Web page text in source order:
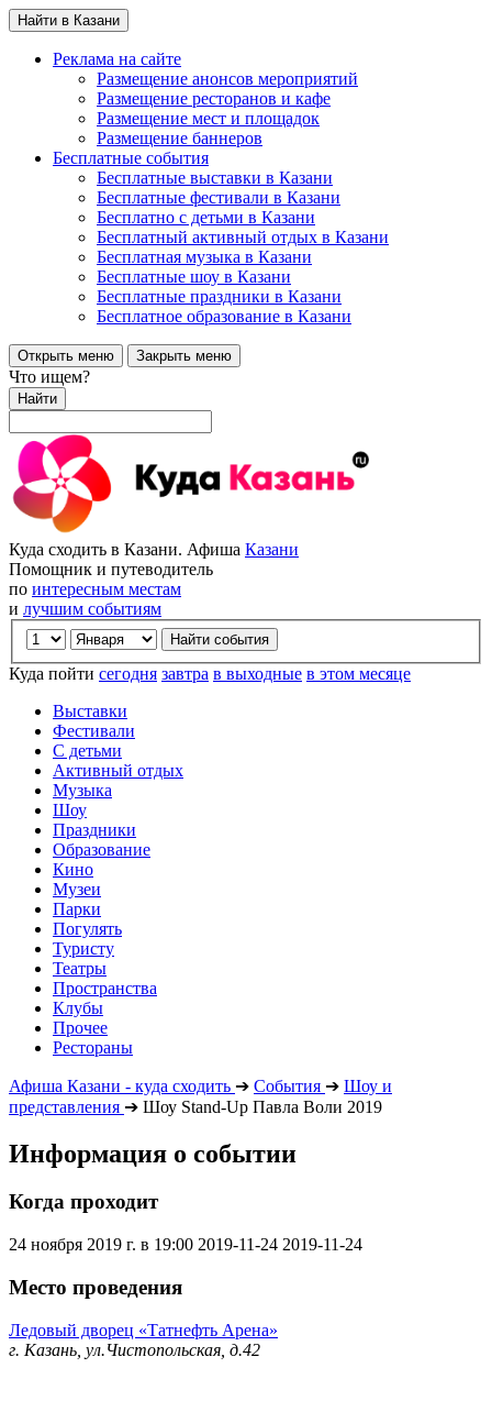
Найти в Казани
Реклама на сайте
Размещение анонсов мероприятий
Размещение ресторанов и кафе
Размещение мест и площадок
Размещение баннеров
Бесплатные события
Бесплатные выставки в Казани
Бесплатные фестивали в Казани
Бесплатно с детьми в Казани
Бесплатный активный отдых в Казани
Бесплатная музыка в Казани
Бесплатные шоу в Казани
Бесплатные праздники в Казани
Бесплатное образование в Казани
Открыть меню Закрыть меню
Что ищем?
Найти
Куда сходить в Казани. Афиша Казани
Помощник и путеводитель
по интересным местам
и лучшим событиям
Куда пойти сегодня завтра в выходные в этом месяце
Выставки
Фестивали
С детьми
Активный отдых
Музыка
Шоу
Праздники
Образование
Кино
Музеи
Парки
Погулять
Туристу
Театры
Пространства
Клубы
Прочее
Рестораны
Афиша Казани - куда сходить ➔ События ➔ Шоу и
представления ➔ Шоу Stand-Up Павла Воли 2019
Информация о событии
Когда проходит
24 ноября 2019 г. в 19:00 2019-11-24 2019-11-24
Место проведения
Ледовый дворец «Татнефть Арена»
г. Казань, ул.Чистопольская, д.42